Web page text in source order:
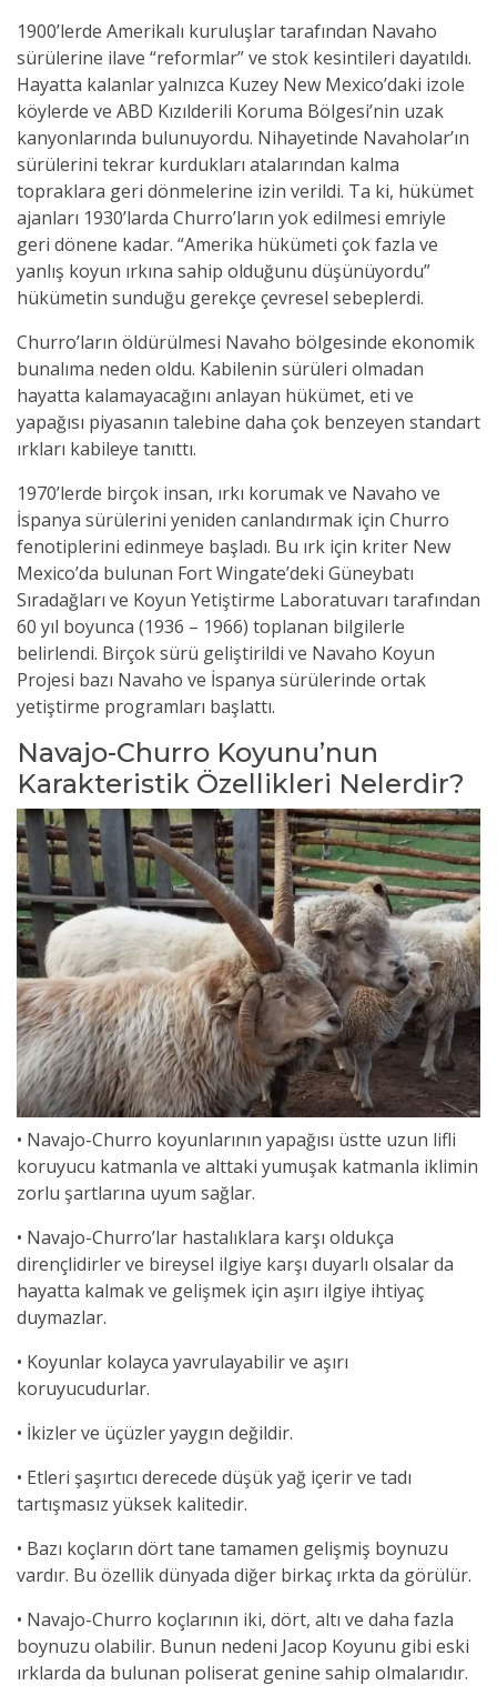
1900’lerde Amerikalı kuruluşlar tarafından Navaho
sürülerine ilave “reformlar” ve stok kesintileri dayatıldı.
Hayatta kalanlar yalnızca Kuzey New Mexico’daki izole
köylerde ve ABD Kızılderili Koruma Bölgesi’nin uzak
kanyonlarında bulunuyordu. Nihayetinde Navaholar’ın
sürülerini tekrar kurdukları atalarından kalma
topraklara geri dönmelerine izin verildi. Ta ki, hükümet
ajanları 1930’larda Churro’ların yok edilmesi emriyle
geri dönene kadar. “Amerika hükümeti çok fazla ve
yanlış koyun ırkına sahip olduğunu düşünüyordu”
hükümetin sunduğu gerekçe çevresel sebeplerdi.
Churro’ların öldürülmesi Navaho bölgesinde ekonomik
bunalıma neden oldu. Kabilenin sürüleri olmadan
hayatta kalamayacağını anlayan hükümet, eti ve
yapağısı piyasanın talebine daha çok benzeyen standart
ırkları kabileye tanıttı.
1970’lerde birçok insan, ırkı korumak ve Navaho ve
İspanya sürülerini yeniden canlandırmak için Churro
fenotiplerini edinmeye başladı. Bu ırk için kriter New
Mexico’da bulunan Fort Wingate’deki Güneybatı
Sıradağları ve Koyun Yetiştirme Laboratuvarı tarafından
60 yıl boyunca (1936 – 1966) toplanan bilgilerle
belirlendi. Birçok sürü geliştirildi ve Navaho Koyun
Projesi bazı Navaho ve İspanya sürülerinde ortak
yetiştirme programları başlattı.
Navajo-Churro Koyunu’nun
Karakteristik Özellikleri Nelerdir?
• Navajo-Churro koyunlarının yapağısı üstte uzun lifli
koruyucu katmanla ve alttaki yumuşak katmanla iklimin
zorlu şartlarına uyum sağlar.
• Navajo-Churro’lar hastalıklara karşı oldukça
dirençlidirler ve bireysel ilgiye karşı duyarlı olsalar da
hayatta kalmak ve gelişmek için aşırı ilgiye ihtiyaç
duymazlar.
• Koyunlar kolayca yavrulayabilir ve aşırı
koruyucudurlar.
• İkizler ve üçüzler yaygın değildir.
• Etleri şaşırtıcı derecede düşük yağ içerir ve tadı
tartışmasız yüksek kalitedir.
• Bazı koçların dört tane tamamen gelişmiş boynuzu
vardır. Bu özellik dünyada diğer birkaç ırkta da görülür.
• Navajo-Churro koçlarının iki, dört, altı ve daha fazla
boynuzu olabilir. Bunun nedeni Jacop Koyunu gibi eski
ırklarda da bulunan poliserat genine sahip olmalarıdır.